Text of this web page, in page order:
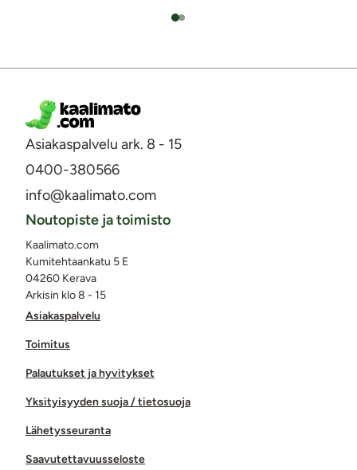
Asiakaspalvelu ark. 8 - 15
0400-380566
info@kaalimato.com
Asiakaspalvelu
Toimitus
Palautukset ja hyvitykset
Yksityisyyden suoja / tietosuoja
Lähetysseuranta
Saavutettavuusseloste
Noutopiste ja toimisto
Kaalimato.com
Kumitehtaankatu 5 E
04260 Kerava
Arkisin klo 8 - 15